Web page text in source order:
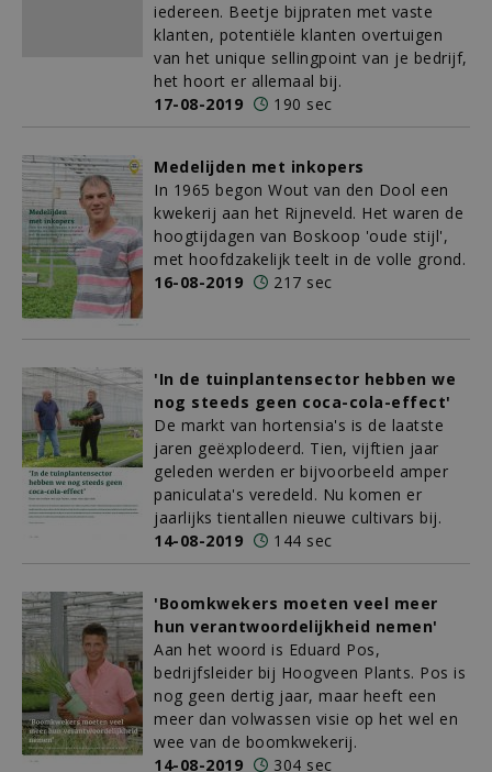
iedereen. Beetje bijpraten met vaste
klanten, potentiële klanten overtuigen
van het unique sellingpoint van je bedrijf,
het hoort er allemaal bij.
17-08-2019
190 sec
Medelijden met inkopers
In 1965 begon Wout van den Dool een
kwekerij aan het Rijneveld. Het waren de
hoogtijdagen van Boskoop 'oude stijl',
met hoofdzakelijk teelt in de volle grond.
16-08-2019
217 sec
'In de tuinplantensector hebben we
nog steeds geen coca-cola-effect'
De markt van hortensia's is de laatste
jaren geëxplodeerd. Tien, vijftien jaar
geleden werden er bijvoorbeeld amper
paniculata's veredeld. Nu komen er
jaarlijks tientallen nieuwe cultivars bij.
14-08-2019
144 sec
'Boomkwekers moeten veel meer
hun verantwoordelijkheid nemen'
Aan het woord is Eduard Pos,
bedrijfsleider bij Hoogveen Plants. Pos is
nog geen dertig jaar, maar heeft een
meer dan volwassen visie op het wel en
wee van de boomkwekerij.
14-08-2019
304 sec